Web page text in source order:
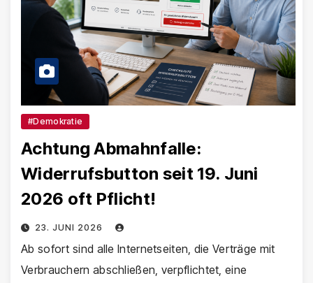
#Demokratie
Achtung Abmahnfalle:
Widerrufsbutton seit 19. Juni
2026 oft Pflicht!
23. JUNI 2026
Ab sofort sind alle Internetseiten, die Verträge mit
Verbrauchern abschließen, verpflichtet, eine